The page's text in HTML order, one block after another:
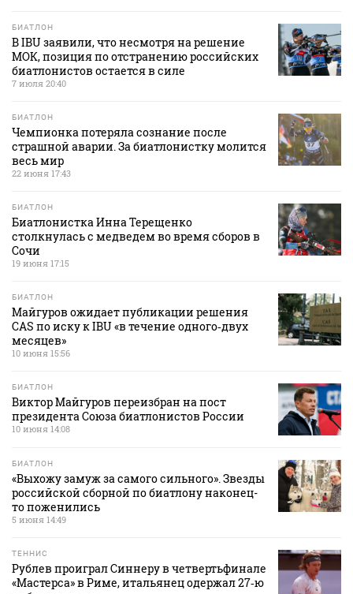
БИАТЛОН
В IBU заявили, что несмотря на решение
МОК, позиция по отстранению российских
биатлонистов остается в силе
7 июля 20:40
БИАТЛОН
Чемпионка потеряла сознание после
страшной аварии. За биатлонистку молится
весь мир
22 июня 17:43
БИАТЛОН
Биатлонистка Инна Терещенко
столкнулась с медведем во время сборов в
Сочи
19 июня 17:15
БИАТЛОН
Майгуров ожидает публикации решения
CAS по иску к IBU «в течение одного‑двух
месяцев»
10 июня 15:56
БИАТЛОН
Виктор Майгуров переизбран на пост
президента Союза биатлонистов России
10 июня 14:08
БИАТЛОН
«Выхожу замуж за самого сильного». Звезды
российской сборной по биатлону наконец-
то поженились
5 июня 14:49
ТЕННИС
Рублев проиграл Синнеру в четвертьфинале
«Мастерса» в Риме, итальянец одержал 27‑ю